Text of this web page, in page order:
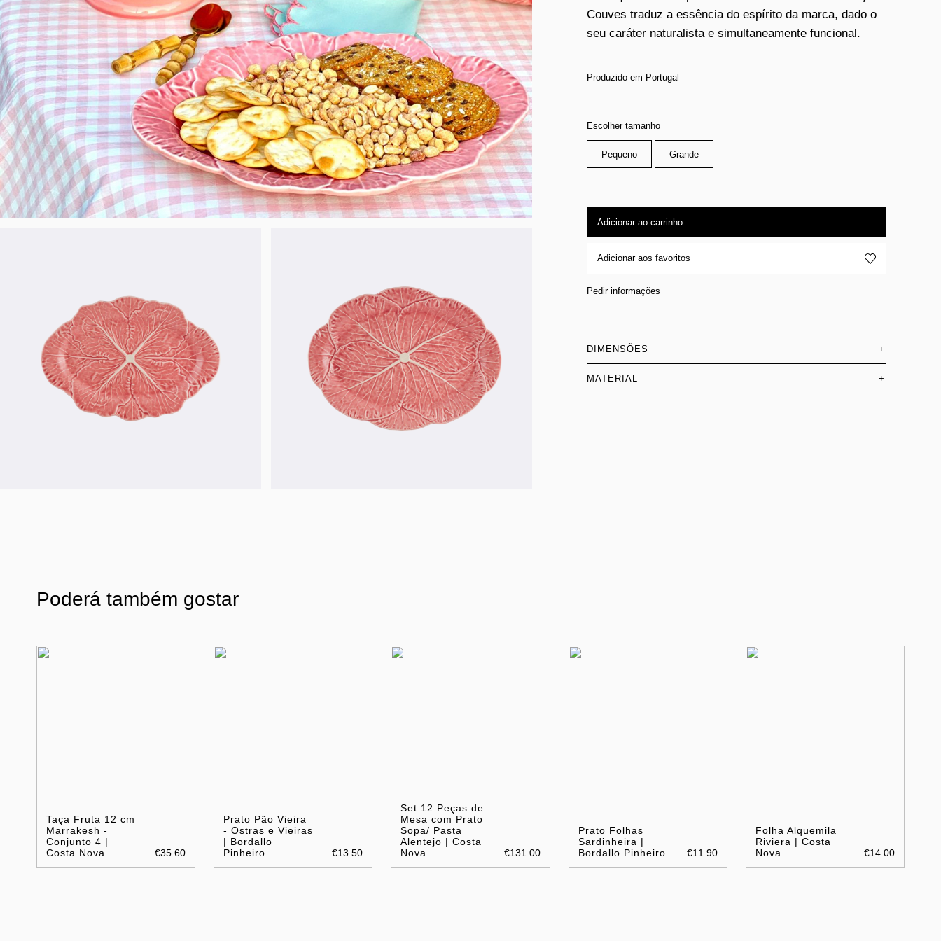
Couves traduz a essência do espírito da marca, dado o
seu caráter naturalista e simultaneamente funcional.
Produzido em Portugal
Escolher tamanho
Pequeno Grande
Adicionar ao carrinho
Adicionar aos favoritos
Pedir informações
DIMENSÕES +
MATERIAL +
Poderá também gostar
Taça Fruta 12 cm
Marrakesh -
Conjunto 4 |
Costa Nova
€35.60
Prato Pão Vieira
- Ostras e Vieiras
| Bordallo
Pinheiro
€13.50
Set 12 Peças de
Mesa com Prato
Sopa/ Pasta
Alentejo | Costa
Nova
€131.00
Prato Folhas
Sardinheira |
Bordallo Pinheiro
€11.90
Folha Alquemila
Riviera | Costa
Nova
€14.00